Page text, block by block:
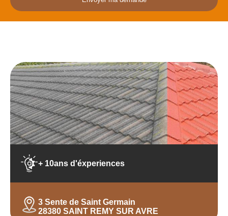
+ 10ans d'éxperiences
3 Sente de Saint Germain
28380 SAINT REMY SUR AVRE